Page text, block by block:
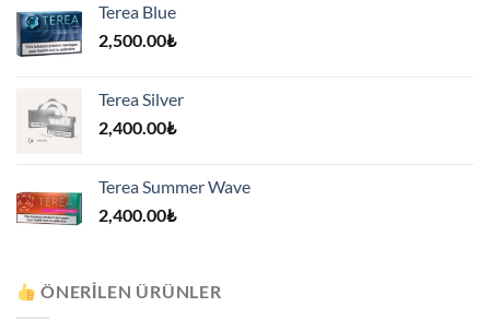
Terea Blue
2,500.00₺
Terea Silver
2,400.00₺
Terea Summer Wave
2,400.00₺
ÖNERILEN ÜRÜNLER